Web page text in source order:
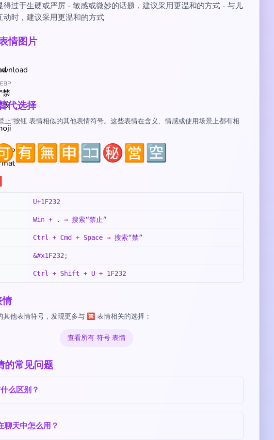
得过于生硬或严厉 - 敏感或微妙的话题，建议采用更温和的方式 - 与儿
动时，建议采用更温和的方式
情图片
代选择
止"按钮 表情相似的其他表情符号。这些表情在含义、情感或使用场景上都有相
🈶 🈚 🈸 🈁㊙️🈺 🈳
U+1F232
Win + . → 搜索“禁止”
Ctrl + Cmd + Space → 搜索“禁”
&#x1F232;
Ctrl + Shift + U + 1F232
情
其他表情符号，发现更多与 🈲 表情相关的选择：
查看所有 符号 表情
的常见问题
么区别？
聊天中怎么用？